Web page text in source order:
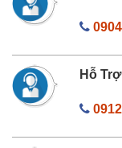
Hỗ